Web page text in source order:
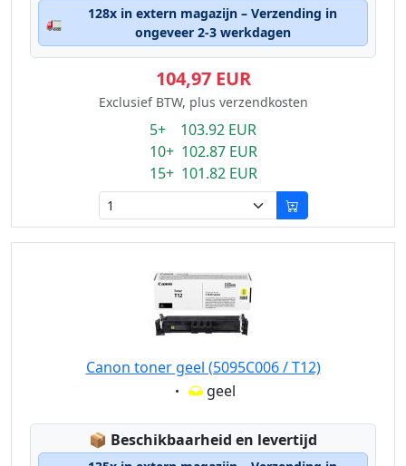
🚛
128x in extern magazijn – Verzending in
ongeveer 2-3 werkdagen
104,97 EUR
Exclusief BTW, plus verzendkosten
5+ 103.92 EUR
10+ 102.87 EUR
15+ 101.82 EUR
Canon toner geel (5095C006 / T12)
Eigenschaft:
geel
📦 Lagerstatus:
Beschikbaarheid en levertijd